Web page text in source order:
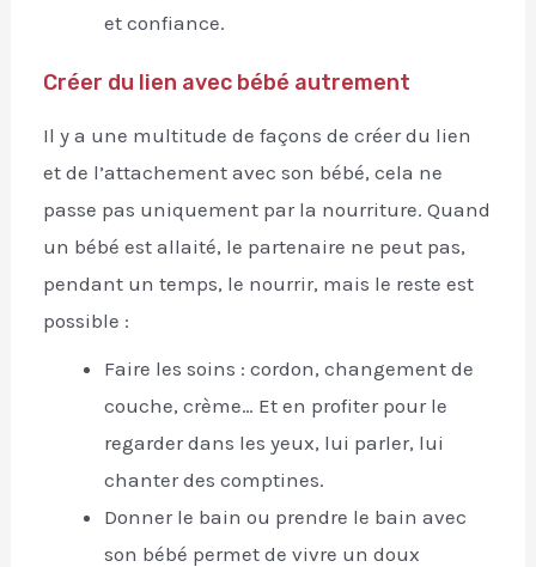
et confiance.
Créer du lien avec bébé autrement
Il y a une multitude de façons de créer du lien
et de l’attachement avec son bébé, cela ne
passe pas uniquement par la nourriture. Quand
un bébé est allaité, le partenaire ne peut pas,
pendant un temps, le nourrir, mais le reste est
possible :
Faire les soins : cordon, changement de
couche, crème… Et en profiter pour le
regarder dans les yeux, lui parler, lui
chanter des comptines.
Donner le bain ou prendre le bain avec
son bébé permet de vivre un doux